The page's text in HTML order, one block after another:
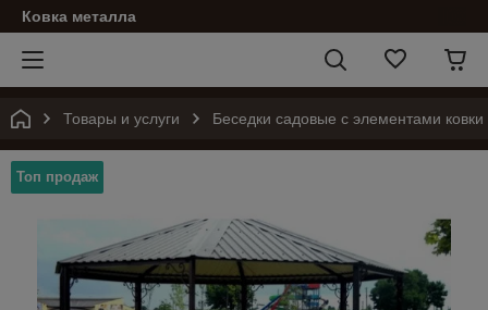
Ковка металла
Товары и услуги Беседки садовые с элементами ковки
Топ продаж